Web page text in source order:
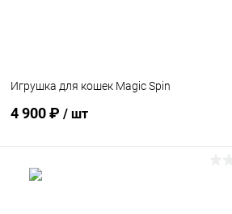
Игрушка для кошек Magic Spin
4 900 ₽ / шт